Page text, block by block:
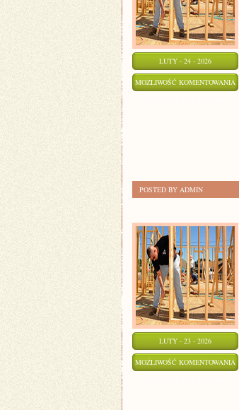
LUTY - 24 - 2026
MOŻLIWOŚĆ KOMENTOWANIA
POSTED BY ADMIN
LUTY - 23 - 2026
MOŻLIWOŚĆ KOMENTOWANIA